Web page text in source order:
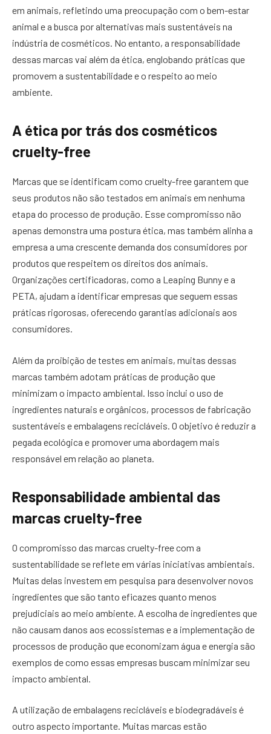
em animais, refletindo uma preocupação com o bem-estar
animal e a busca por alternativas mais sustentáveis na
indústria de cosméticos. No entanto, a responsabilidade
dessas marcas vai além da ética, englobando práticas que
promovem a sustentabilidade e o respeito ao meio
ambiente.
A ética por trás dos cosméticos
cruelty-free
Marcas que se identificam como cruelty-free garantem que
seus produtos não são testados em animais em nenhuma
etapa do processo de produção. Esse compromisso não
apenas demonstra uma postura ética, mas também alinha a
empresa a uma crescente demanda dos consumidores por
produtos que respeitem os direitos dos animais.
Organizações certificadoras, como a Leaping Bunny e a
PETA, ajudam a identificar empresas que seguem essas
práticas rigorosas, oferecendo garantias adicionais aos
consumidores.
Além da proibição de testes em animais, muitas dessas
marcas também adotam práticas de produção que
minimizam o impacto ambiental. Isso inclui o uso de
ingredientes naturais e orgânicos, processos de fabricação
sustentáveis e embalagens recicláveis. O objetivo é reduzir a
pegada ecológica e promover uma abordagem mais
responsável em relação ao planeta.
Responsabilidade ambiental das
marcas cruelty-free
O compromisso das marcas cruelty-free com a
sustentabilidade se reflete em várias iniciativas ambientais.
Muitas delas investem em pesquisa para desenvolver novos
ingredientes que são tanto eficazes quanto menos
prejudiciais ao meio ambiente. A escolha de ingredientes que
não causam danos aos ecossistemas e a implementação de
processos de produção que economizam água e energia são
exemplos de como essas empresas buscam minimizar seu
impacto ambiental.
A utilização de embalagens recicláveis e biodegradáveis é
outro aspecto importante. Muitas marcas estão